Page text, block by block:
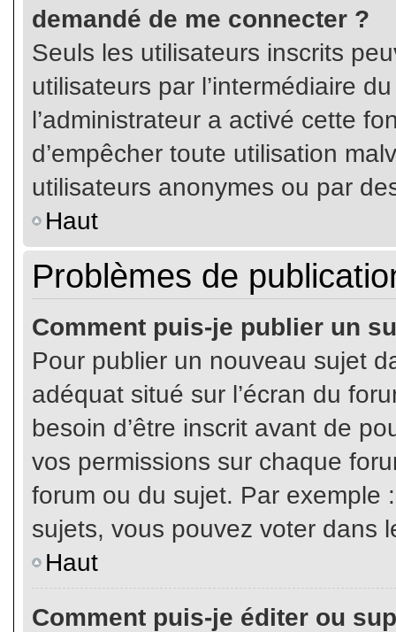
demandé de me connecter ?
Seuls les utilisateurs inscrits
utilisateurs par l’intermédiaire
l’administrateur a activé cette
d’empêcher toute utilisation
utilisateurs anonymes ou par
Haut
Problèmes de
Comment puis-je publier un
Pour publier un nouveau sujet
adéquat situé sur l’écran du
besoin d’être inscrit avant de
vos permissions sur chaque
forum ou du sujet. Par exemple
sujets, vous pouvez voter dans
Haut
Comment puis-je éditer ou